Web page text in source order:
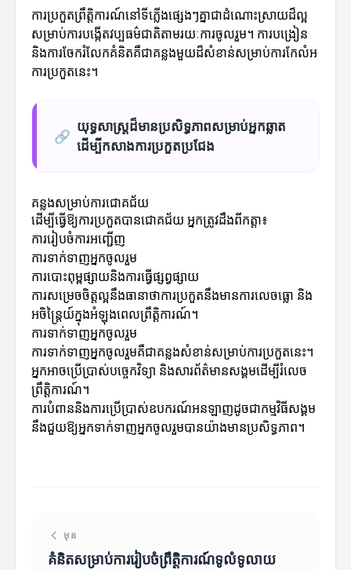
ការប្រកួតព្រឹត្តិការណ៍នៅទីភ្លើងផ្សេងៗគ្នាជាដំណោះស្រាយដ៏ល្អ
សម្រាប់ការបង្កើតវប្បធម៌ជាតិតាមរយៈការចូលរួម។ ការបង្រៀន
និងការចែករំលែកគំនិតគឺជាគន្លងមួយដ៏សំខាន់សម្រាប់ការកែលំអ
ការប្រកួតនេះ។
🔗
យុទ្ធសាស្ត្រ​ដ៏មាន​ប្រសិទ្ធភាពសម្រាប់អ្នកឆ្លាត
ដើម្បីកសាងការប្រកួតប្រជែង
គន្លងសម្រាប់ការជោគជ័យ
ដើម្បីធ្វើឱ្យការប្រកួតបានជោគជ័យ អ្នកត្រូវដឹងពីកត្តា៖
ការរៀបចំការអញ្ជើញ
ការទាក់ទាញអ្នកចូលរួម
ការបោះពុម្ពផ្សាយនិងការធ្វើផ្សព្វផ្សាយ
ការសម្រេចចិត្តល្អនឹងធានាថាការប្រកួតនឹងមានការលេចធ្លោ និង
អចិន្ត្រៃយ៍ក្នុងអំឡុងពេលព្រឹត្តិការណ៍។
ការទាក់ទាញអ្នកចូលរួម
ការទាក់ទាញអ្នកចូលរួមគឺជាគន្លងសំខាន់សម្រាប់ការប្រកួតនេះ។
អ្នកអាចប្រើប្រាស់បច្ចេកវិទ្យា និងសារព័ត៌មានសង្គមដើម្បីរំលេច
ព្រឹត្តិការណ៍។
ការបំពាននិងការប្រើប្រាស់ឧបករណ៍អនឡាញដូចជាកម្មវិធីសង្គម
នឹងជួយឱ្យអ្នកទាក់ទាញអ្នកចូលរួមបានយ៉ាងមានប្រសិទ្ធភាព។
មុន
គំនិតសម្រាប់ការរៀបចំព្រឹត្តិការណ៍ទូលំទូលាយ